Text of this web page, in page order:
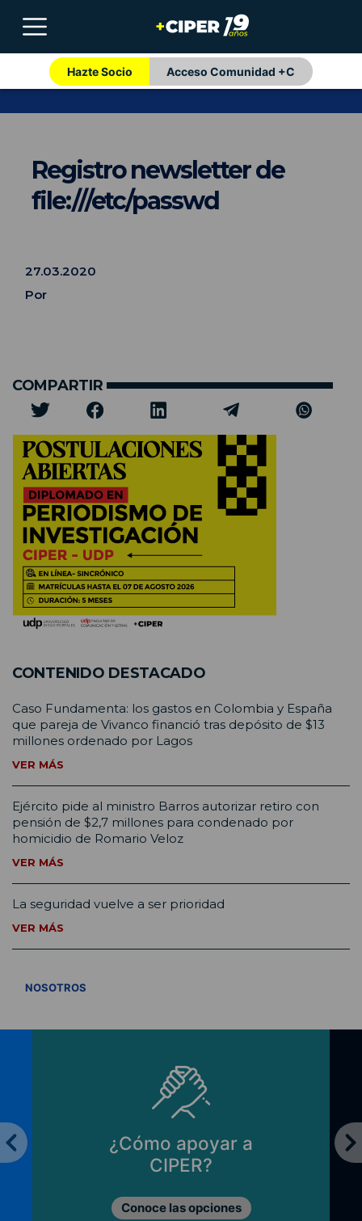
Hazte Socio Acceso Comunidad +C
Registro newsletter de
file:///etc/passwd
27.03.2020
Por
COMPARTIR
CONTENIDO DESTACADO
Caso Fundamenta: los gastos en Colombia y España
que pareja de Vivanco financió tras depósito de $13
millones ordenado por Lagos
VER MÁS
Ejército pide al ministro Barros autorizar retiro con
pensión de $2,7 millones para condenado por
homicidio de Romario Veloz
VER MÁS
La seguridad vuelve a ser prioridad
VER MÁS
NOSOTROS
¿Cómo apoyar a
CIPER?
Conoce las opciones